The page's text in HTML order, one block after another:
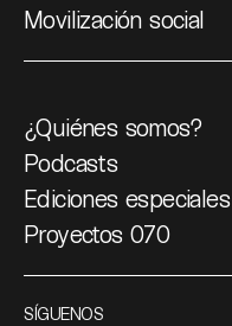
Movilización social
¿Quiénes somos?
Podcasts
Ediciones especiales
Proyectos 070
SÍGUENOS